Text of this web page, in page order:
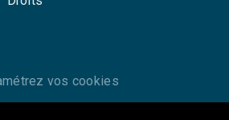
vos cookies